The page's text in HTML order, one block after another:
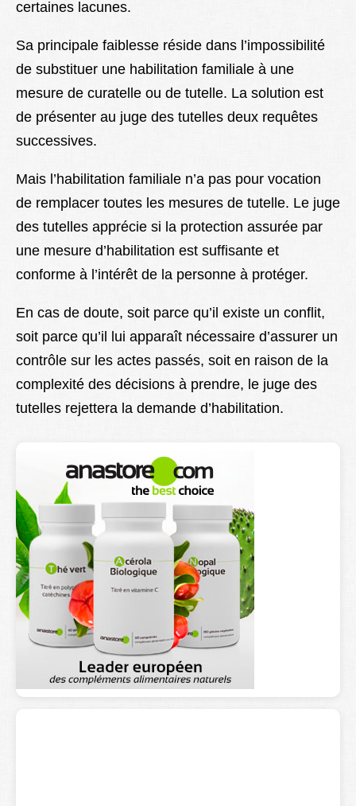
certaines lacunes.
Sa principale faiblesse réside dans l’impossibilité
de substituer une habilitation familiale à une
mesure de curatelle ou de tutelle. La solution est
de présenter au juge des tutelles deux requêtes
successives.
Mais l’habilitation familiale n’a pas pour vocation
de remplacer toutes les mesures de tutelle. Le juge
des tutelles apprécie si la protection assurée par
une mesure d’habilitation est suffisante et
conforme à l’intérêt de la personne à protéger.
En cas de doute, soit parce qu’il existe un conflit,
soit parce qu’il lui apparaît nécessaire d’assurer un
contrôle sur les actes passés, soit en raison de la
complexité des décisions à prendre, le juge des
tutelles rejettera la demande d’habilitation.